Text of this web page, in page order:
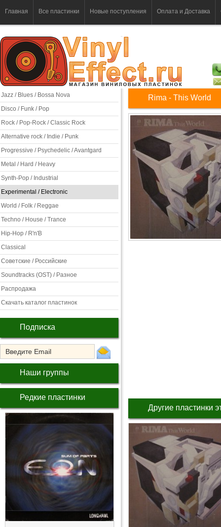
Главная Все пластинки Новые поступления Оплата и Доставка
Jazz / Blues / Bossa Nova
Disco / Funk / Pop
Rock / Pop-Rock / Classic Rock
Alternative rock / Indie / Punk
Progressive / Psychedelic / Avantgard
Metal / Hard / Heavy
Synth-Pop / Industrial
Experimental / Electronic
World / Folk / Reggae
Techno / House / Trance
Hip-Hop / R'n'B
Classical
Советские / Российские
Soundtracks (OST) / Разное
Распродажа
Скачать каталог пластинок
Подписка
Наши группы
Редкие пластинки
Rima - This World
Другие пластинки